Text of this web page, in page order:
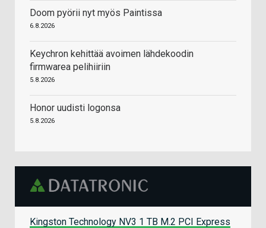
Doom pyörii nyt myös Paintissa
6.8.2026
Keychron kehittää avoimen lähdekoodin
firmwarea pelihiiriin
5.8.2026
Honor uudisti logonsa
5.8.2026
Kingston Technology NV3 1 TB M.2 PCI Express